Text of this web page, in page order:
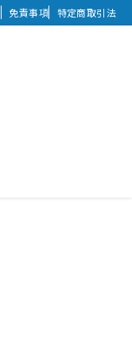
免責事項 特定商取引法